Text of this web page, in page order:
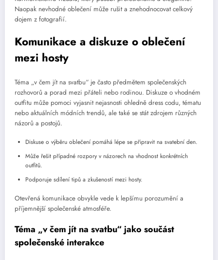
Naopak nevhodné oblečení může rušit a znehodnocovat celkový
dojem z fotografií.
Komunikace a diskuze o oblečení
mezi hosty
Téma „v čem jít na svatbu“ je často předmětem společenských
rozhovorů a porad mezi přáteli nebo rodinou. Diskuze o vhodném
outfitu může pomoci vyjasnit nejasnosti ohledně dress codu, tématu
nebo aktuálních módních trendů, ale také se stát zdrojem různých
názorů a postojů.
Diskuse o výběru oblečení pomáhá lépe se připravit na svatební den.
Může řešit případné rozpory v názorech na vhodnost konkrétních
outfitů.
Podporuje sdílení tipů a zkušeností mezi hosty.
Otevřená komunikace obvykle vede k lepšímu porozumění a
příjemnější společenské atmosféře.
Téma „v čem jít na svatbu“ jako součást
společenské interakce